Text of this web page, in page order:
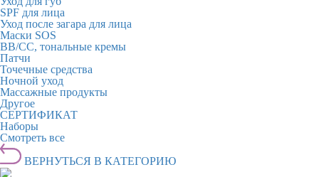
SPF для лица
Уход после загара для лица
Маски SOS
BB/CC, тональные кремы
Патчи
Точечные средства
Ночной уход
Массажные продукты
Другое
СЕРТИФИКАТ
Наборы
Смотреть все
ВЕРНУТЬСЯ В КАТЕГОРИЮ